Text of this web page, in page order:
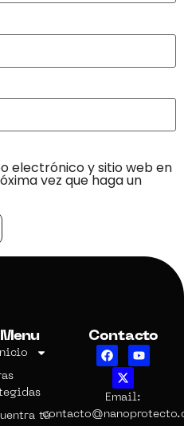
electrónico y sitio web en
vez que haga un
Menu
tú
Contacto
Email: